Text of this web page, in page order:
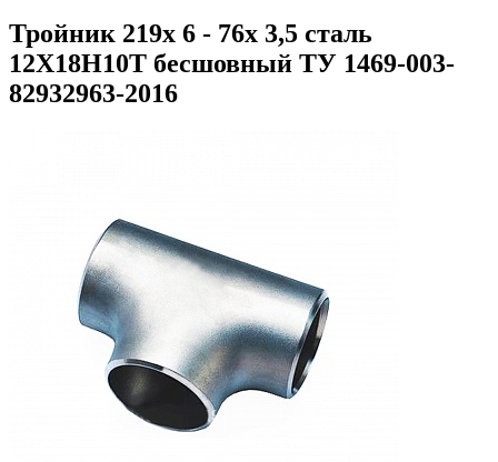
Тройник 219х 6 - 76х 3,5 сталь
12Х18Н10Т бесшовный ТУ 1469-003-
82932963-2016